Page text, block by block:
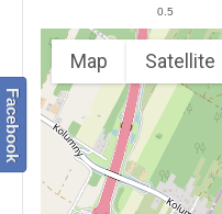
0.5
Map Satellite
Facebook